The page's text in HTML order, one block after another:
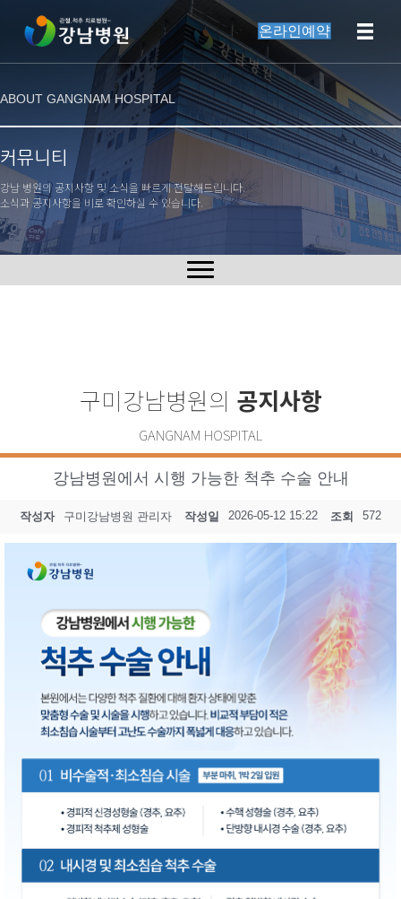
온라인예약
ABOUT GANGNAM HOSPITAL
커뮤니티
강남 병원의 공지사항 및 소식을 빠르게 전달해드립니다.
소식과 공지사항을 비로 확인하실 수 있습니다.
구미강남병원의 공지사항
GANGNAM HOSPITAL
강남병원에서 시행 가능한 척추 수술 안내
작성자 구미강남병원 관리자 작성일 2026-05-12 15:22 조회 572